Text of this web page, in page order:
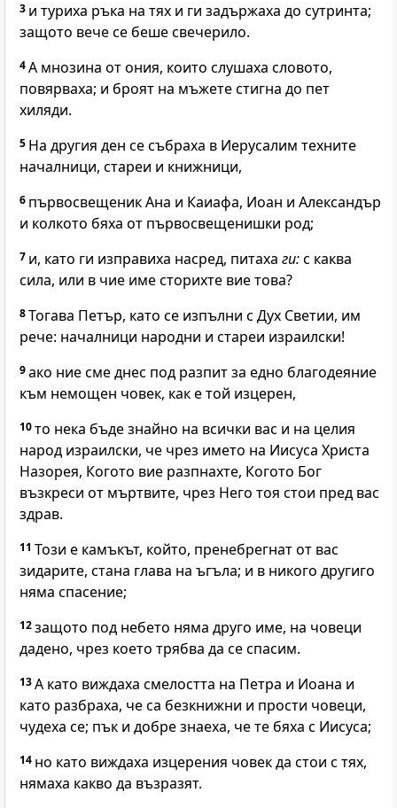
3 и туриха ръка на тях и ги задържаха до сутринта;
защото вече се беше свечерило.
4А мнозина от ония, които слушаха словото,
повярваха; и броят на мъжете стигна до пет
хиляди.
5 На другия ден се събраха в Иерусалим техните
началници, стареи и книжници,
6 първосвещеник Ана и Каиафа, Иоан и Александър
и колкото бяха от първосвещенишки род;
7 и, като ги изправиха насред, питаха ги:с каква
сила, или в чие име сторихте вие това?
8Тогава Петър, като се изпълни с Дух Светии, им
рече: началници народни и стареи израилски!
9ако ние сме днес под разпит за едно благодеяние
към немощен човек, как е той изцерен,
10то нека бъде знайно на всички вас и на целия
народ израилски, че чрез името на Иисуса Христа
Назорея, Когото вие разпнахте, Когото Бог
възкреси от мъртвите, чрез Него тоя стои пред вас
здрав.
11 Този е камъкът, който, пренебрегнат от вас
зидарите, стана глава на ъгъла; и в никого другиго
няма спасение;
12защото под небето няма друго име, на човеци
дадено, чрез което трябва да се спасим.
13А като виждаха смелостта на Петра и Иоана и
като разбраха, че са безкнижни и прости човеци,
чудеха се; пък и добре знаеха, че те бяха с Иисуса;
14 но като виждаха изцерения човек да стои с тях,
нямаха какво да възразят.